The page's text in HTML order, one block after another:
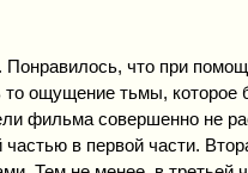
что при
то ощущение тьмы,
фильма совершенно не
в первой части.